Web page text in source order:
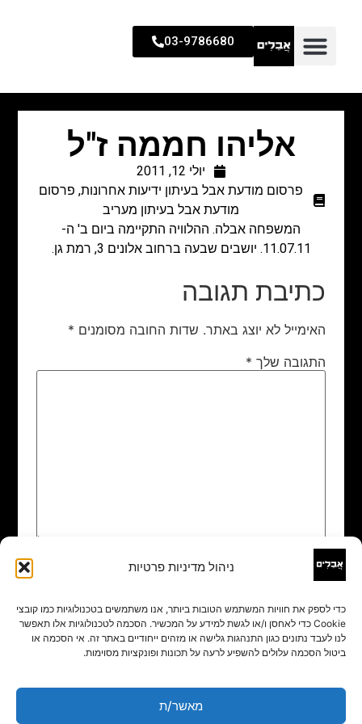
ניהול מדיניות פרטיות
כדי לספק את חוויות המשתמש הטובות ביותר, אנו משתמשים בטכנולוגיות כמו קובצי
Cookie כדי לאחסן ו/או לגשת למידע על המכשיר. הסכמה לטכנולוגיות אלו תאפשר
לנו לעבד נתונים כגון התנהגות גלישה או מזהים ייחודיים באתר זה. אי הסכמה או
ביטול הסכמה עלולים להשפיע לרעה על תכונות ופונקציות מסוימות.
מאשר/ת
03-9786680
אליהו חממה ז"ל
יולי 12, 2011
פרסום מודעת אבל בעיתון ידיעות אחרונות, פרסום
מודעת אבל בעיתון מעריב
המשפחה אבלה. ההלוויה התקיימה ביום ב' ה-
11.07.11. יושבים שבעה ברחוב אלונים 3, רמת גן.
כתיבת תגובה
האימייל לא יוצג באתר. שדות החובה מסומנים *
התגובה שלך *
שם
אימייל*